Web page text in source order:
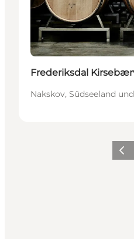
Frederiksdal
Nakskov, Südseeland